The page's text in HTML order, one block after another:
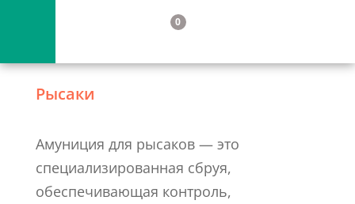
0
Рысаки
Амуниция для рысаков — это
специализированная сбруя,
обеспечивающая контроль,